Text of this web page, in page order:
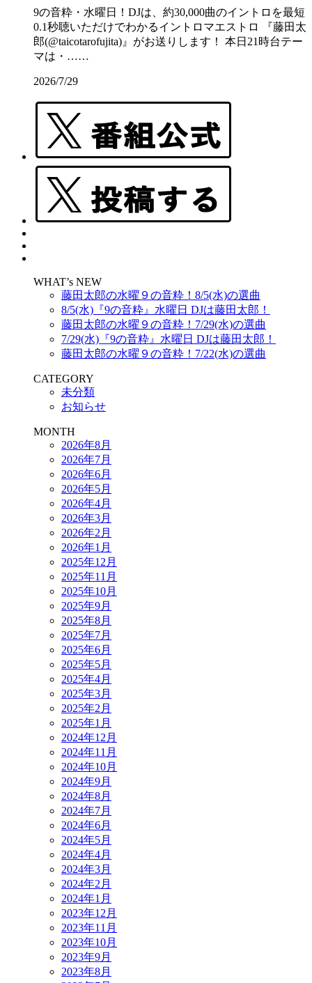
9の音粋・水曜日！DJは、約30,000曲のイントロを最短
0.1秒聴いただけでわかるイントロマエストロ 『藤田太
郎(@taicotarofujita)』がお送りします！ 本日21時台テー
マは・……
2026/7/29
WHAT’s NEW
藤田太郎の水曜９の音粋！8/5(水)の選曲
8/5(水)『9の音粋』水曜日 DJは藤田太郎！
藤田太郎の水曜９の音粋！7/29(水)の選曲
7/29(水)『9の音粋』水曜日 DJは藤田太郎！
藤田太郎の水曜９の音粋！7/22(水)の選曲
CATEGORY
未分類
お知らせ
MONTH
2026年8月
2026年7月
2026年6月
2026年5月
2026年4月
2026年3月
2026年2月
2026年1月
2025年12月
2025年11月
2025年10月
2025年9月
2025年8月
2025年7月
2025年6月
2025年5月
2025年4月
2025年3月
2025年2月
2025年1月
2024年12月
2024年11月
2024年10月
2024年9月
2024年8月
2024年7月
2024年6月
2024年5月
2024年4月
2024年3月
2024年2月
2024年1月
2023年12月
2023年11月
2023年10月
2023年9月
2023年8月